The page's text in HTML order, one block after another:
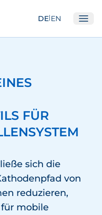
DE|EN
FÜR
sich die
von
reduzieren,
mobile